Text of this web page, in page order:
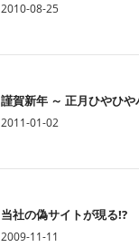
2010-08-25
謹賀新年 ～ 正月ひやひ
2011-01-02
当社の偽サイトが現る!?
2009-11-11